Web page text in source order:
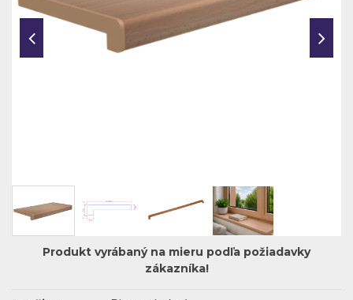
Produkt vyrábaný na mieru podľa požiadavky
zákazníka!